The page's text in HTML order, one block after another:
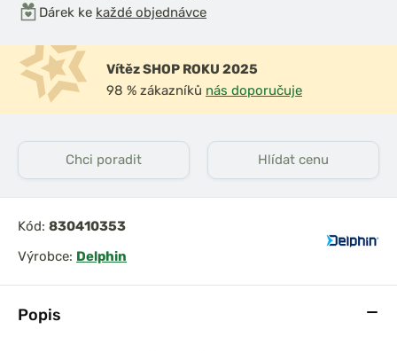
Popis
Dárek ke každé objednávce
Vítěz SHOP ROKU 2025
98 % zákazníků nás doporučuje
Chci poradit Hlídat cenu
Kód: 830410353
Výrobce: Delphin